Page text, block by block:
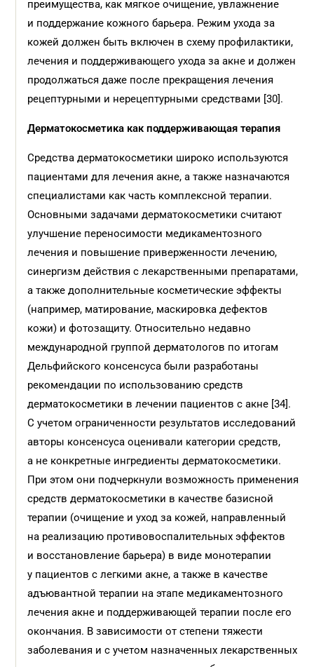
преимущества, как мягкое очищение, увлажнение
и поддержание кожного барьера. Режим ухода за
кожей должен быть включен в схему профилактики,
лечения и поддерживающего ухода за акне и должен
продолжаться даже после прекращения лечения
рецептурными и нерецептурными средствами [30].
Дерматокосметика как поддерживающая терапия
Средства дерматокосметики широко используются
пациентами для лечения акне, а также назначаются
специалистами как часть комплексной терапии.
Основными задачами дерматокосметики считают
улучшение переносимости медикаментозного
лечения и повышение приверженности лечению,
синергизм действия с лекарственными препаратами,
а также дополнительные косметические эффекты
(например, матирование, маскировка дефектов
кожи) и фотозащиту. Относительно недавно
международной группой дерматологов по итогам
Дельфийского консенcуса были разработаны
рекомендации по использованию средств
дерматокосметики в лечении пациентов с акне [34].
С учетом ограниченности результатов исследований
авторы консенсуса оценивали категории средств,
а не конкретные ингредиенты дерматокосметики.
При этом они подчеркнули возможность применения
средств дерматокосметики в качестве базисной
терапии (очищение и уход за кожей, направленный
на реализацию противовоспалительных эффектов
и восстановление барьера) в виде монотерапии
у пациентов с легкими акне, а также в качестве
адъювантной терапии на этапе медикаментозного
лечения акне и поддерживающей терапии после его
окончания. В зависимости от степени тяжести
заболевания и с учетом назначенных лекарственных